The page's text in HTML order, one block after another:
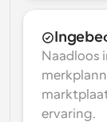
Naadloos
ervaring.